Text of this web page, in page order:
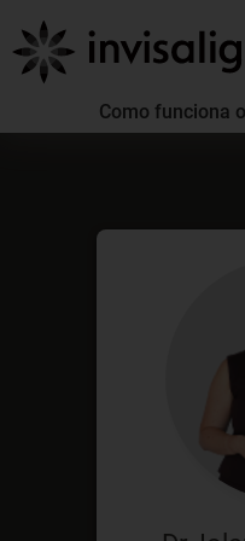
Como funciona